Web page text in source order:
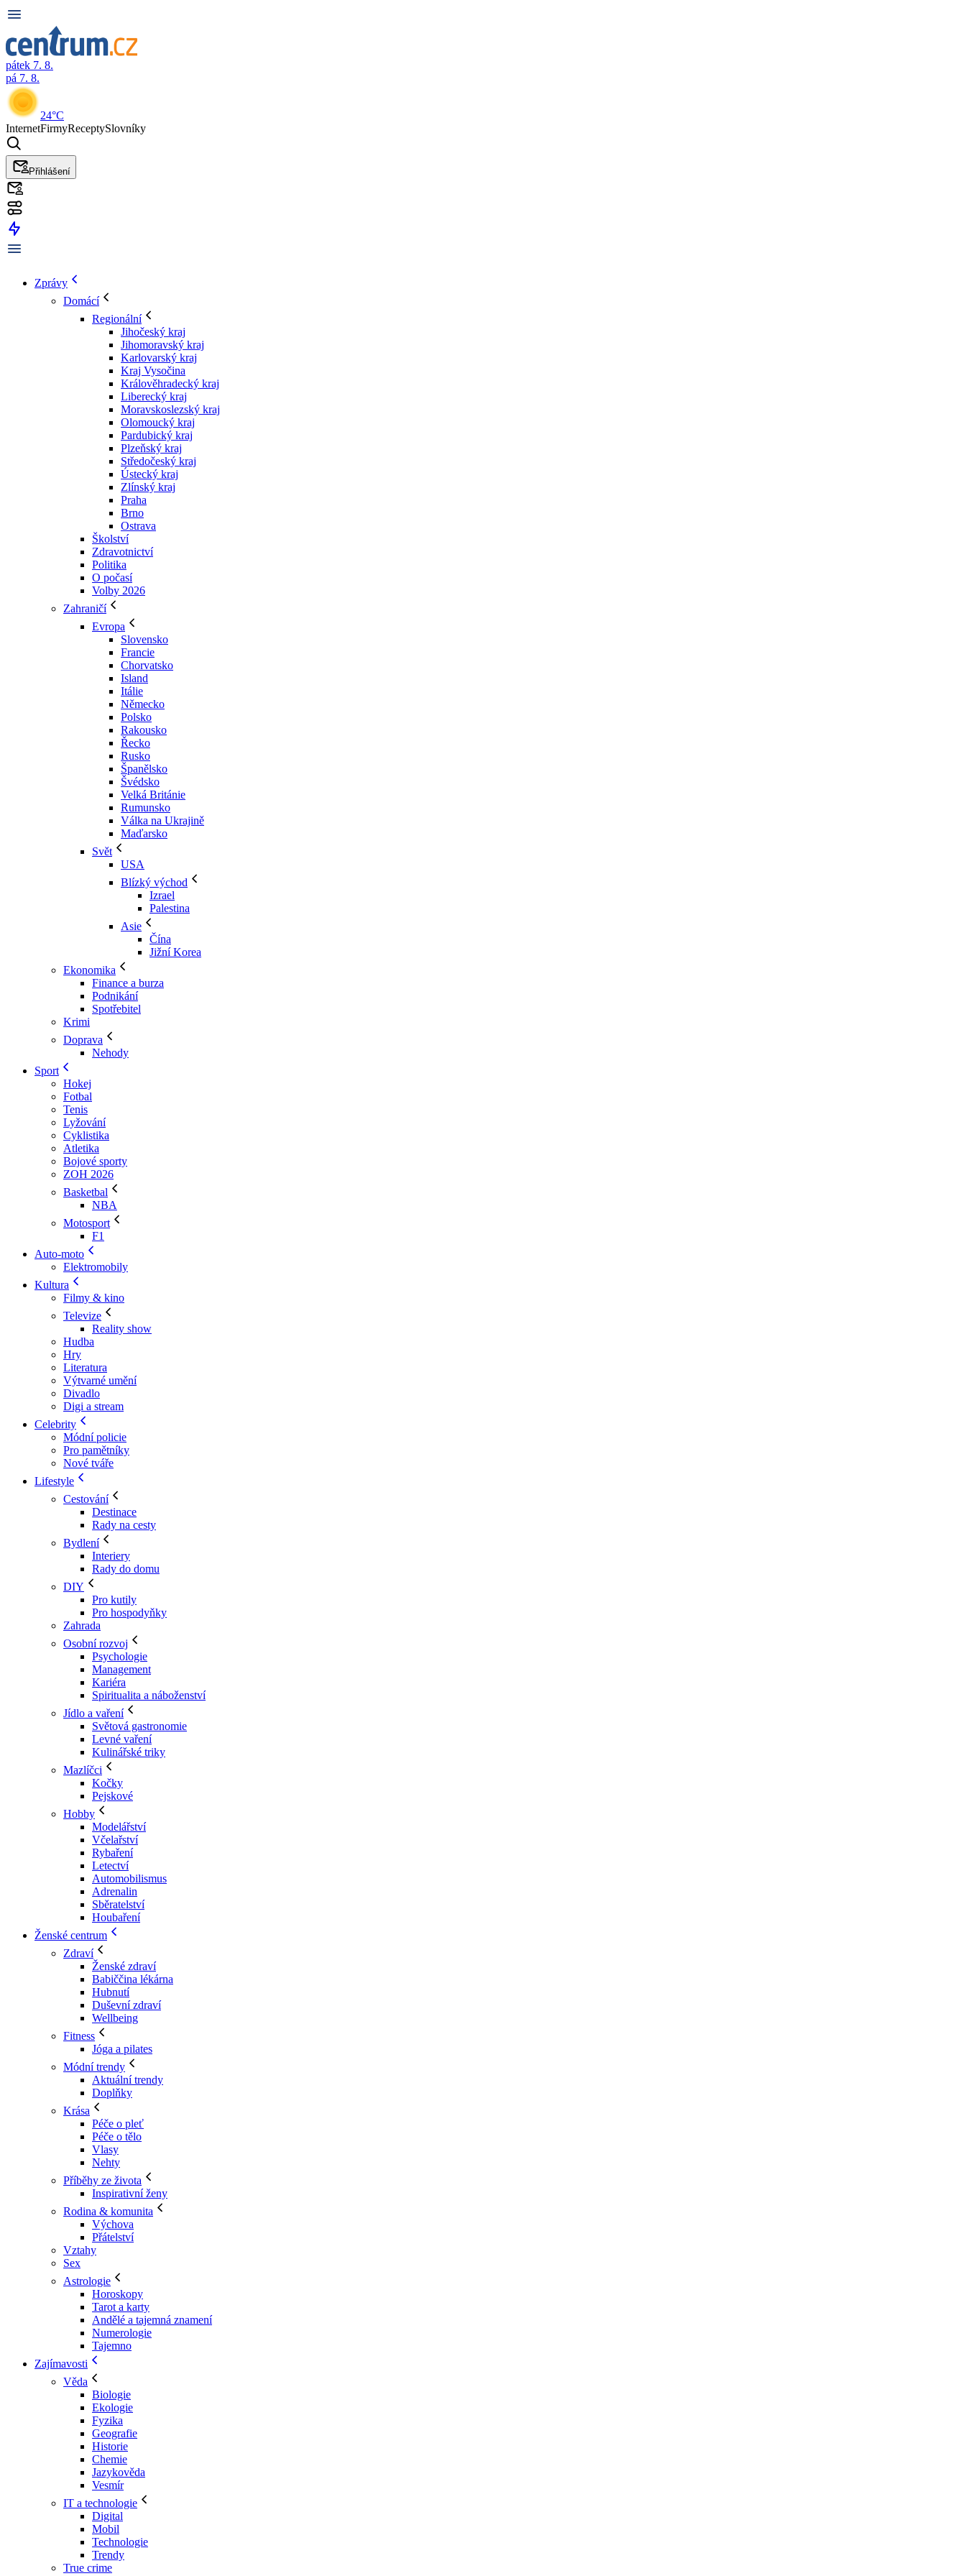
pátek 7. 8.
pá 7. 8.
24°C
InternetFirmyReceptySlovníky
Přihlášení
Zprávy
Domácí
Regionální
Jihočeský kraj
Jihomoravský kraj
Karlovarský kraj
Kraj Vysočina
Králověhradecký kraj
Liberecký kraj
Moravskoslezský kraj
Olomoucký kraj
Pardubický kraj
Plzeňský kraj
Středočeský kraj
Ústecký kraj
Zlínský kraj
Praha
Brno
Ostrava
Školství
Zdravotnictví
Politika
O počasí
Volby 2026
Zahraničí
Evropa
Slovensko
Francie
Chorvatsko
Island
Itálie
Německo
Polsko
Rakousko
Řecko
Rusko
Španělsko
Švédsko
Velká Británie
Rumunsko
Válka na Ukrajině
Maďarsko
Svět
USA
Blízký východ
Izrael
Palestina
Asie
Čína
Jižní Korea
Ekonomika
Finance a burza
Podnikání
Spotřebitel
Krimi
Doprava
Nehody
Sport
Hokej
Fotbal
Tenis
Lyžování
Cyklistika
Atletika
Bojové sporty
ZOH 2026
Basketbal
NBA
Motosport
F1
Auto-moto
Elektromobily
Kultura
Filmy & kino
Televize
Reality show
Hudba
Hry
Literatura
Výtvarné umění
Divadlo
Digi a stream
Celebrity
Módní policie
Pro pamětníky
Nové tváře
Lifestyle
Cestování
Destinace
Rady na cesty
Bydlení
Interiery
Rady do domu
DIY
Pro kutily
Pro hospodyňky
Zahrada
Osobní rozvoj
Psychologie
Management
Kariéra
Spiritualita a náboženství
Jídlo a vaření
Světová gastronomie
Levné vaření
Kulinářské triky
Mazlíčci
Kočky
Pejskové
Hobby
Modelářství
Včelařství
Rybaření
Letectví
Automobilismus
Adrenalin
Sběratelství
Houbaření
Ženské centrum
Zdraví
Ženské zdraví
Babiččina lékárna
Hubnutí
Duševní zdraví
Wellbeing
Fitness
Jóga a pilates
Módní trendy
Aktuální trendy
Doplňky
Krása
Péče o pleť
Péče o tělo
Vlasy
Nehty
Příběhy ze života
Inspirativní ženy
Rodina & komunita
Výchova
Přátelství
Vztahy
Sex
Astrologie
Horoskopy
Tarot a karty
Andělé a tajemná znamení
Numerologie
Tajemno
Zajímavosti
Věda
Biologie
Ekologie
Fyzika
Geografie
Historie
Chemie
Jazykověda
Vesmír
IT a technologie
Digital
Mobil
Technologie
Trendy
True crime